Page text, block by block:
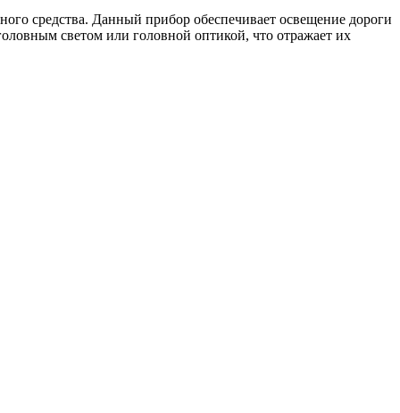
средства. Данный прибор обеспечивает освещение дороги
светом или головной оптикой, что отражает их